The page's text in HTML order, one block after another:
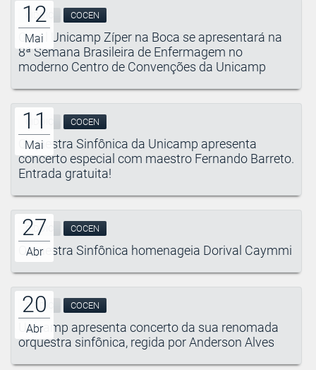
12
Mai
CIDDIC COCEN
Coral Unicamp Zíper na Boca se apresentará na
8ª Semana Brasileira de Enfermagem no
moderno Centro de Convenções da Unicamp
11
Mai
COCEN
Orquestra Sinfônica da Unicamp apresenta
concerto especial com maestro Fernando Barreto.
Entrada gratuita!
27
Abr
CIDDIC COCEN
Orquestra Sinfônica homenageia Dorival Caymmi
20
Abr
CIDDIC COCEN
Unicamp apresenta concerto da sua renomada
orquestra sinfônica, regida por Anderson Alves